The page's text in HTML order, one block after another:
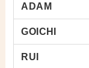
ADAM
GOICHI
RUI